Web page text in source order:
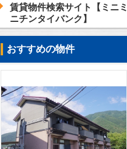
賃貸物件検索サイト【ミニミ
ニチンタイバンク】
おすすめの物件
2